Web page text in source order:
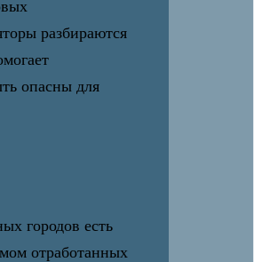
разбираются
опасны для
городов есть
отработанных